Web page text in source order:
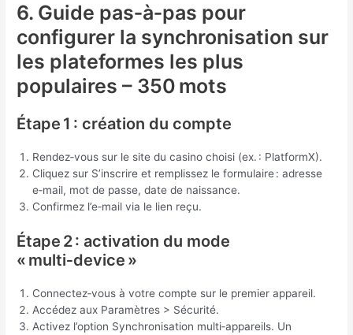
6. Guide pas‑à‑pas pour
configurer la synchronisation sur
les plateformes les plus
populaires – 350 mots
Étape 1 : création du compte
Rendez‑vous sur le site du casino choisi (ex. : PlatformX).
Cliquez sur S’inscrire et remplissez le formulaire : adresse
e‑mail, mot de passe, date de naissance.
Confirmez l’e‑mail via le lien reçu.
Étape 2 : activation du mode
« multi‑device »
Connectez‑vous à votre compte sur le premier appareil.
Accédez aux Paramètres > Sécurité.
Activez l’option Synchronisation multi‑appareils. Un